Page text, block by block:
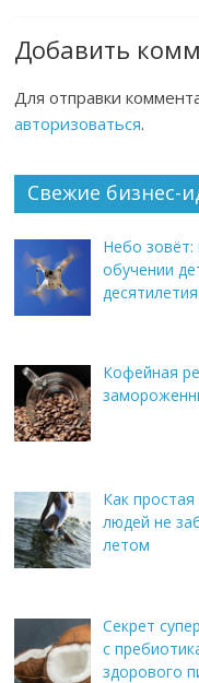
Добавить
Для отправки
авторизоваться.
Свежие бизнес-
Небо зовёт:
обучении
десятилетия
Кофейная
Как
людей не
летом
Секрет
с
здорового